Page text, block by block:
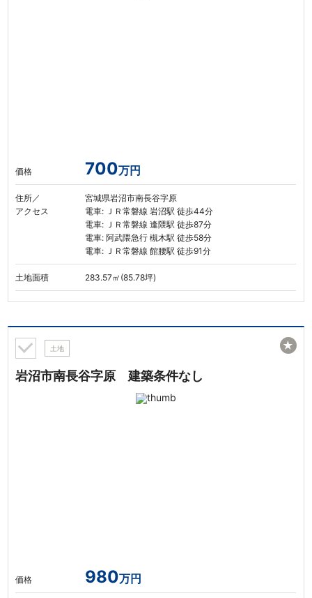
価格 700万円
住所／
アクセス
宮城県岩沼市南長谷字原
電車: ＪＲ常磐線 岩沼駅 徒歩44分
電車: ＪＲ常磐線 逢隈駅 徒歩87分
電車: 阿武隈急行 槻木駅 徒歩58分
電車: ＪＲ常磐線 館腰駅 徒歩91分
土地面積 283.57㎡(85.78坪)
土地
岩沼市南長谷字原 建築条件なし
価格 980万円
★